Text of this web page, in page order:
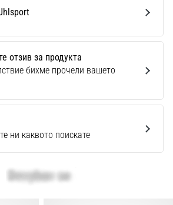
за продукта
отзив за продукта
бихме прочели вашето
ни каквото поискате